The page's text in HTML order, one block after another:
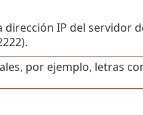
IP del servidor de
por ejemplo, letras